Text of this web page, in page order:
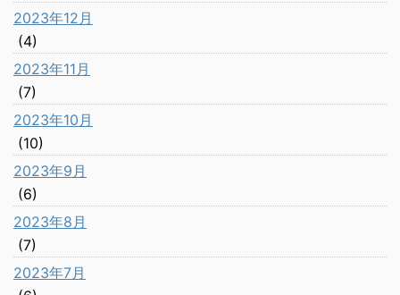
2023年12月
(4)
2023年11月
(7)
2023年10月
(10)
2023年9月
(6)
2023年8月
(7)
2023年7月